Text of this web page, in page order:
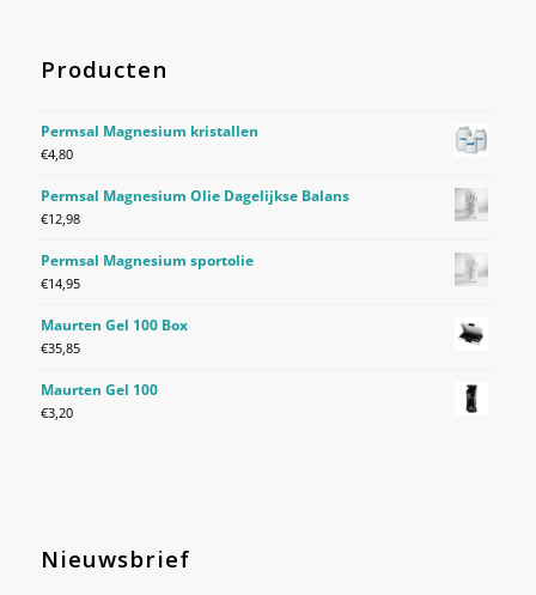
Producten
Permsal Magnesium kristallen
€4,80
Permsal Magnesium Olie Dagelijkse Balans
€12,98
Permsal Magnesium sportolie
€14,95
Maurten Gel 100 Box
€35,85
Maurten Gel 100
€3,20
Nieuwsbrief